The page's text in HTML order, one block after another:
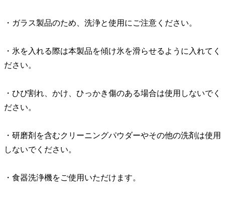
・ガラス製品のため、洗浄と使用にご注意ください。
・氷を入れる際は本製品を傾け氷を滑らせるように入れてく
ださい。
・ひび割れ、かけ、ひっかき傷のある場合は使用しないでく
ださい。
・研磨剤を含むクリーニングパウダーやその他の洗剤は使用
しないでください。
・食器洗浄機をご使用いただけます。